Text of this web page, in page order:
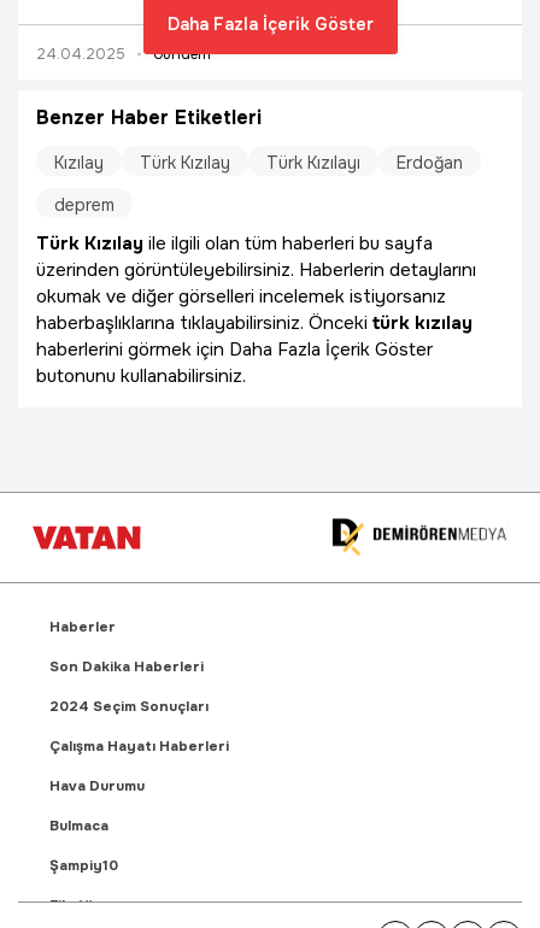
24.04.2025 Gündem
Daha Fazla İçerik Göster
Benzer Haber Etiketleri
Kızılay Türk Kızılay Türk Kızılayı
Erdoğan
deprem
Türk Kızılay ile ilgili olan tüm haberleri bu sayfa
üzerinden görüntüleyebilirsiniz. Haberlerin detaylarını
okumak ve diğer görselleri incelemek istiyorsanız
haberbaşlıklarına tıklayabilirsiniz. Önceki türk kızılay
haberlerini görmek için Daha Fazla İçerik Göster
butonunu kullanabilirsiniz.
Haberler
Son Dakika Haberleri
2024 Seçim Sonuçları
Çalışma Hayatı Haberleri
Hava Durumu
Bulmaca
Şampiy10
Fikstür